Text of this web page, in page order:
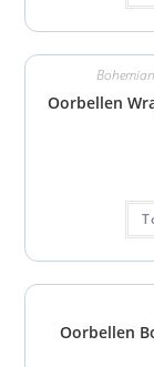
Oorbellen
Oorbellen